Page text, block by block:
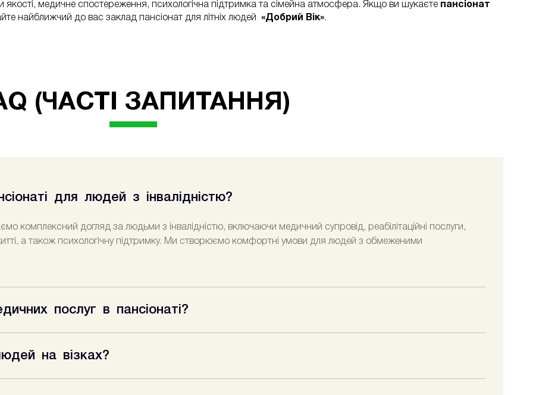
якості, медичне спостереження, психологічна підтримка та сімейна атмосфера. Якщо ви шукаєте пансіонат
найближчий до вас заклад пансіонат для літніх людей «Добрий Вік».
(ЧАСТІ ЗАПИТАННЯ)
для людей з інвалідністю?
комплексний догляд за людьми з інвалідністю, включаючи медичний супровід, реабілітаційні послуги,
а також психологічну підтримку. Ми створюємо комфортні умови для людей з обмеженими
послуг в пансіонаті?
необхідності та проводимо реабілітацію після операцій і травм.
на візках?